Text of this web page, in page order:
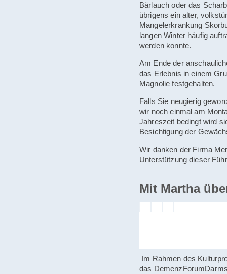
Bärlauch oder das
übrigens ein alter,
Mangelerkrankung
langen Winter häufig
werden konnte.
Am Ende der
das Erlebnis in einem
Magnolie festgehalten.
Falls Sie neugierig
wir noch einmal am
Jahreszeit bedingt wird
Besichtigung der
Wir danken der Firma
Unterstützung dieser
Mit Martha
Im Rahmen des
das